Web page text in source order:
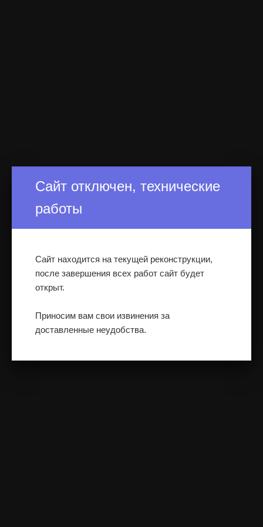
Сайт отключен, технические
работы
Сайт находится на текущей реконструкции,
после завершения всех работ сайт будет
открыт.
Приносим вам свои извинения за
доставленные неудобства.